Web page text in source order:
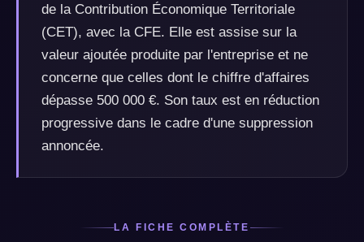
de la Contribution Économique Territoriale
(CET), avec la CFE. Elle est assise sur la
valeur ajoutée produite par l'entreprise et ne
concerne que celles dont le chiffre d'affaires
dépasse 500 000 €. Son taux est en réduction
progressive dans le cadre d'une suppression
annoncée.
LA FICHE COMPLÈTE